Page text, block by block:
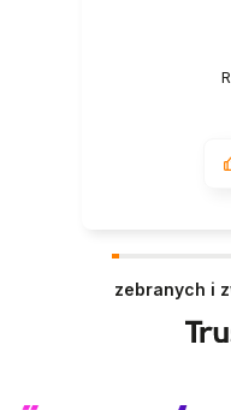
zebranych i